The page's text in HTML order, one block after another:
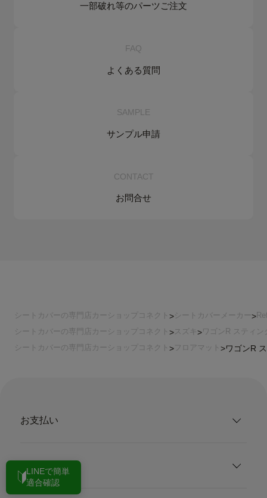
一部破れ等のパーツご注文
FAQ
よくある質問
SAMPLE
サンプル申請
CONTACT
お問合せ
シートカバーの専門店カーショップコネクト シートカバーメーカー
シートカバーの専門店カーショップコネクト
スズキ
ワゴンR スティン
シートカバーの専門店カーショップコネクト
フロアマット ワゴンR
お支払い
配送・送料
LINEで簡単
適合確認